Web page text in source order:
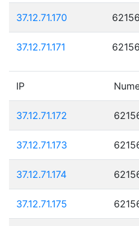
37.12.71.170
37.12.71.171
IP
37.12.71.172
37.12.71.173
37.12.71.174
37.12.71.175